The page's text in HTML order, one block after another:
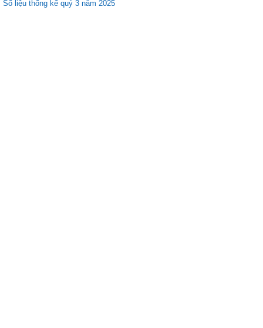
Số liệu thống kế quý 3 năm 2025